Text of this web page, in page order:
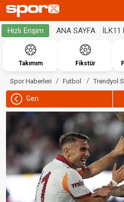
Hızlı Erişim ANA SAYFA İLK11
Takımım Fikstür
Spor Haberleri Futbol Trendyol
Geri